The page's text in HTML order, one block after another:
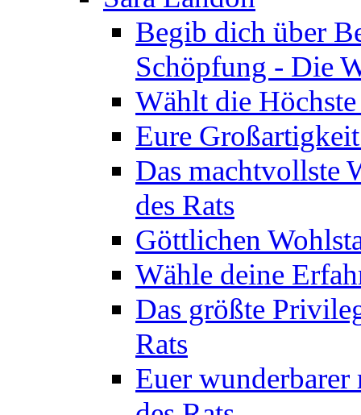
Begib dich über
Schöpfung - Die
Wählt die
Eure
Das machtvollste
des Rats
Göttlichen
Wähle deine
Das größte
Rats
Euer